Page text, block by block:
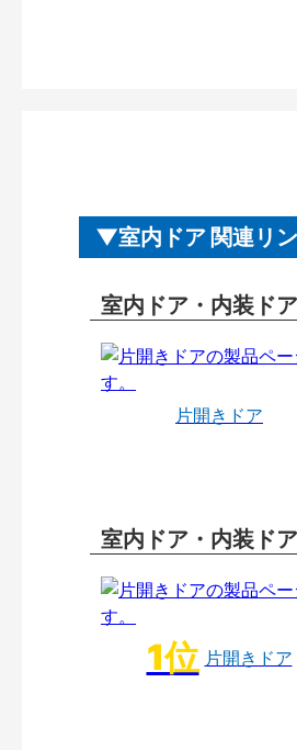
室内ドア 関連リ
室内ドア・内装ド
片開きドア
室内ドア・内装ド
片開きドア